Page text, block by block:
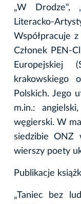
„W Drodze",
Literacko-
Współpracuje
Członek PEN-
krakowskiego
Polskich. Jego
m.in.:
węgierski. W
siedzibie ONZ
wierszy poety
Publikacje
„Taniec bez